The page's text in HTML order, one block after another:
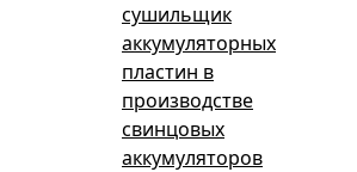
сушильщик
аккумуляторных
пластин в
производстве
свинцовых
аккумуляторов